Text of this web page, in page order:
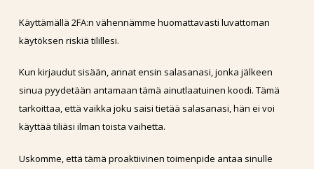
Käyttämällä 2FA:n vähennämme huomattavasti luvattoman
käytöksen riskiä tilillesi.
Kun kirjaudut sisään, annat ensin salasanasi, jonka jälkeen
sinua pyydetään antamaan tämä ainutlaatuinen koodi. Tämä
tarkoittaa, että vaikka joku saisi tietää salasanasi, hän ei voi
käyttää tiliäsi ilman toista vaihetta.
Uskomme, että tämä proaktiivinen toimenpide antaa sinulle